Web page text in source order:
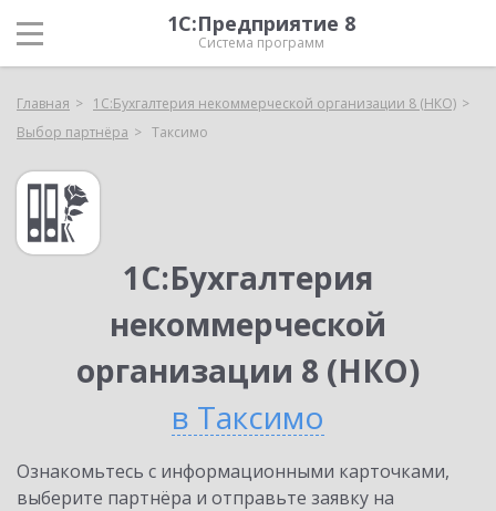
1С:Предприятие 8
Система программ
Главная
1С:Бухгалтерия некоммерческой организации 8 (НКО)
Выбор партнёра
Таксимо
1С:Бухгалтерия
некоммерческой
организации 8 (НКО)
в Таксимо
Ознакомьтесь с информационными карточками,
выберите партнёра и отправьте заявку на